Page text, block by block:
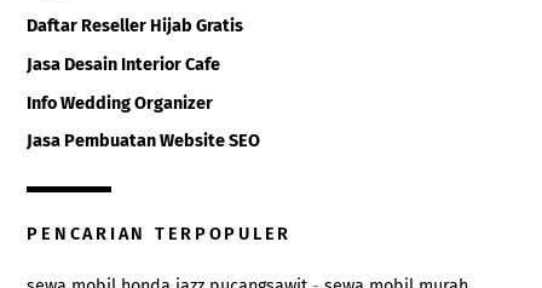
Daftar Reseller Hijab Gratis
Jasa Desain Interior Cafe
Info Wedding Organizer
Jasa Pembuatan Website SEO
PENCARIAN TERPOPULER